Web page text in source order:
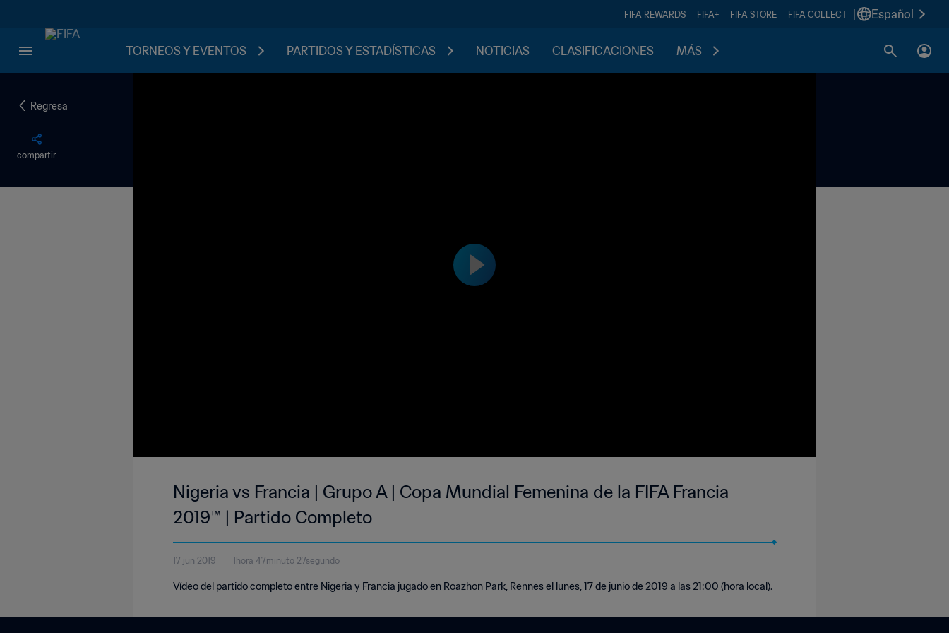
FIFA REWARDS FIFA+ FIFA STORE FIFA COLLECT Español
TORNEOS Y EVENTOS PARTIDOS Y ESTADÍSTICAS NOTICIAS CLASIFICACIONES MÁS
Regresa
compartir
Nigeria vs Francia | Grupo A | Copa Mundial Femenina de la FIFA Francia
2019™ | Partido Completo
17 jun 2019 1hora 47minuto 27segundo
Vídeo del partido completo entre Nigeria y Francia jugado en Roazhon Park, Rennes el lunes, 17 de junio de 2019 a las 21:00 (hora local).